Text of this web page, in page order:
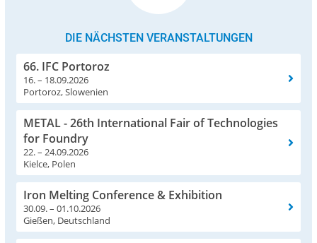
DIE NÄCHSTEN VERANSTALTUNGEN
66. IFC Portoroz
16. – 18.09.2026
Portoroz, Slowenien
METAL - 26th International Fair of Technologies
for Foundry
22. – 24.09.2026
Kielce, Polen
Iron Melting Conference & Exhibition
30.09. – 01.10.2026
Gießen, Deutschland